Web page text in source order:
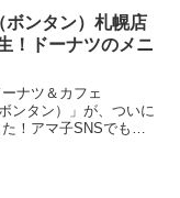
？」「どんなメニュ
ボンタン）札幌店
！ドーナツのメニ
ナツ＆カフェ
ンタン）」が、ついに
！アマ子SNSでも話